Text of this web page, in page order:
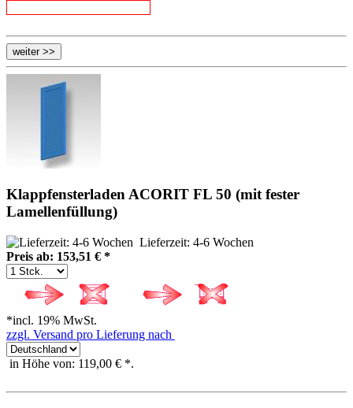
Klappfensterladen ACORIT FL 50 (mit fester
Lamellenfüllung)
Lieferzeit: 4-6 Wochen
Preis ab: 153,51 € *
*incl. 19% MwSt.
zzgl. Versand pro Lieferung nach
in Höhe von: 119,00 € *.